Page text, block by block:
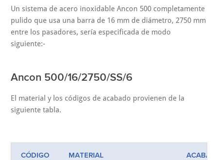
Un sistema de acero inoxidable Ancon 500 completamente
pulido que usa una barra de 16 mm de diámetro, 2750 mm
entre los pasadores, sería especificada de modo
siguiente:-
Ancon 500/16/2750/SS/6
El material y los códigos de acabado provienen de la
siguiente tabla.
CÓDIGO MATERIAL